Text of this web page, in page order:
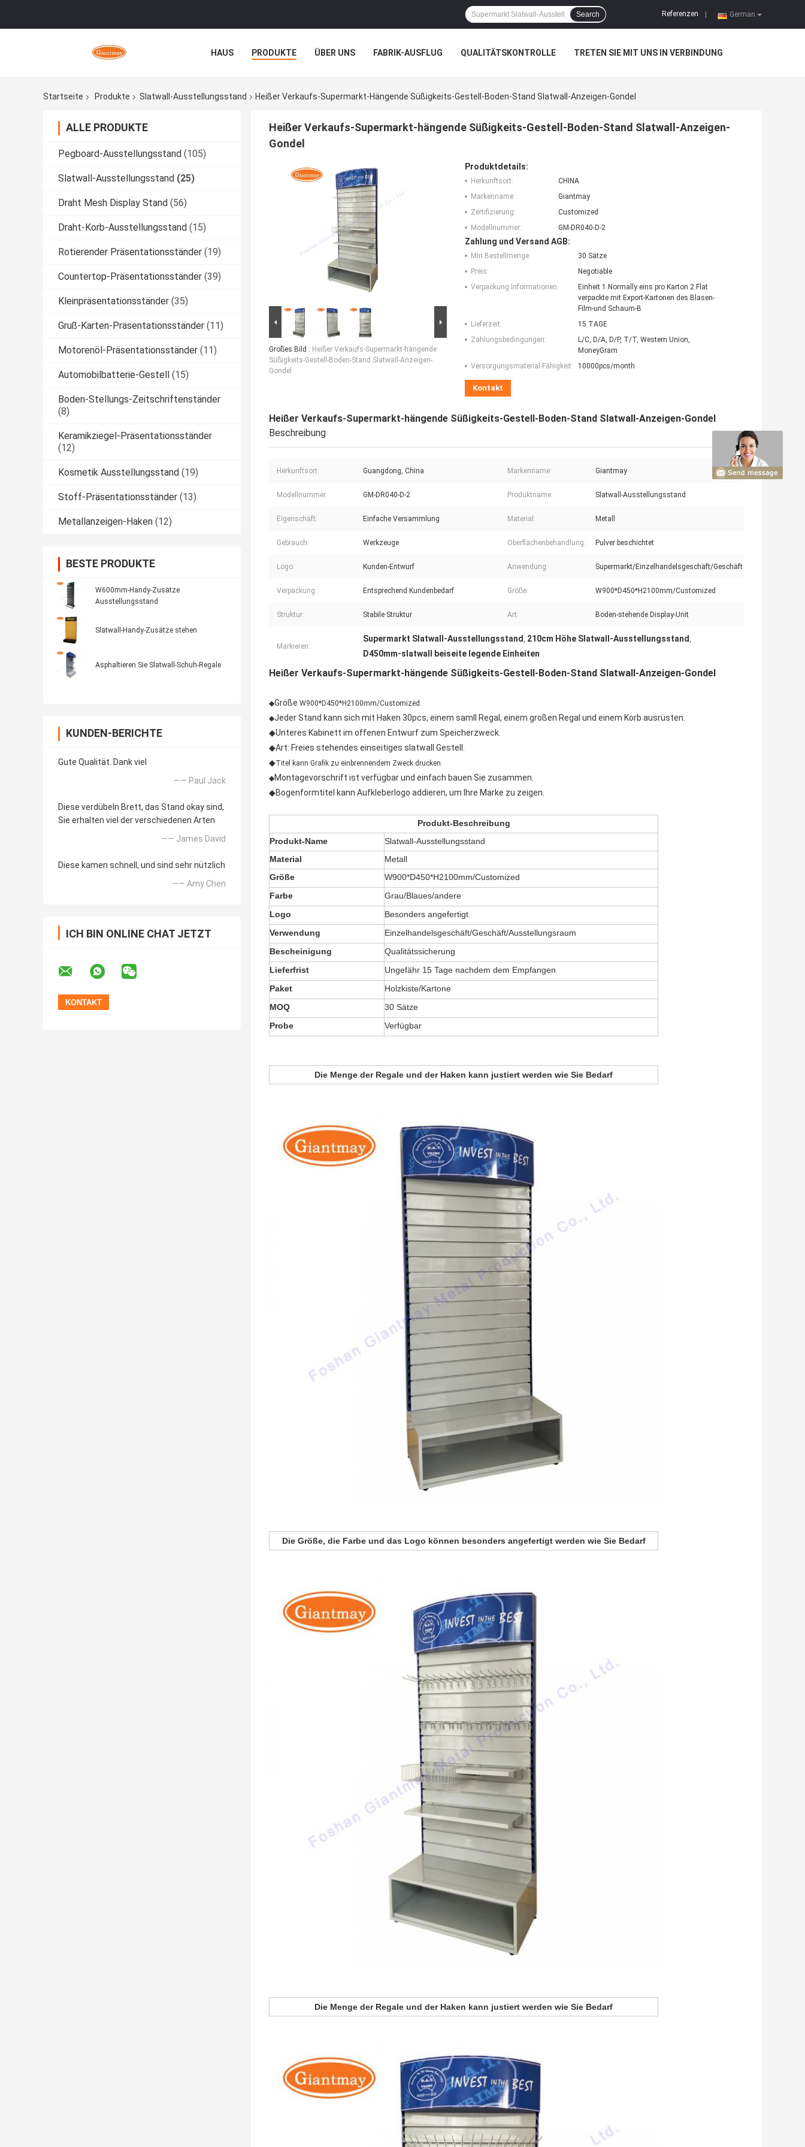
German
Referenzen
Search
HAUS PRODUKTE ÜBER UNS FABRIK-AUSFLUG QUALITÄTSKONTROLLE TRETEN SIE MIT UNS IN VERBINDUNG
Startseite
Produkte Slatwall-Ausstellungsstand Heißer Verkaufs-Supermarkt-Hängende Süßigkeits-Gestell-Boden-Stand Slatwall-Anzeigen-Gondel
ALLE PRODUKTE
Pegboard-Ausstellungsstand (105)
Slatwall-Ausstellungsstand (25)
Draht Mesh Display Stand (56)
Draht-Korb-Ausstellungsstand (15)
Rotierender Präsentationsständer (19)
Countertop-Präsentationsständer (39)
Kleinpräsentationsständer (35)
Gruß-Karten-Präsentationsständer (11)
Motorenöl-Präsentationsständer (11)
Automobilbatterie-Gestell (15)
Boden-Stellungs-Zeitschriftenständer
(8)
Keramikziegel-Präsentationsständer
(12)
Kosmetik Ausstellungsstand (19)
Stoff-Präsentationsständer (13)
Metallanzeigen-Haken (12)
BESTE PRODUKTE
W600mm-Handy-Zusätze
Ausstellungsstand
Slatwall-Handy-Zusätze stehen
Asphaltieren Sie Slatwall-Schuh-Regale
KUNDEN-BERICHTE
Gute Qualität. Dank viel
—— Paul Jack
Diese verdübeln Brett, das Stand okay sind,
Sie erhalten viel der verschiedenen Arten
—— James David
Diese kamen schnell, und sind sehr nützlich
—— Amy Chen
ICH BIN ONLINE CHAT JETZT
Heißer Verkaufs-Supermarkt-hängende Süßigkeits-Gestell-Boden-Stand Slatwall-Anzeigen-
Gondel
Großes Bild : Heißer Verkaufs-Supermarkt-hängende
Süßigkeits-Gestell-Boden-Stand Slatwall-Anzeigen-
Gondel
Produktdetails:
Herkunftsort:
CHINA
Markenname:
Giantmay
Zertifizierung:
Customized
Modellnummer:
GM-DR040-D-2
Zahlung und Versand AGB:
Min Bestellmenge:
30 Sätze
Preis:
Negotiable
Verpackung Informationen:
Einheit 1.Normally eins pro Karton 2.Flat
verpackte mit Export-Kartonen des Blasen-
Film-und Schaum-B
Lieferzeit:
15 TAGE
Zahlungsbedingungen:
L/C, D/A, D/P, T/T, Western Union,
MoneyGram
Versorgungsmaterial-Fähigkeit:
10000pcs/month
Kontakt
Heißer Verkaufs-Supermarkt-hängende Süßigkeits-Gestell-Boden-Stand Slatwall-Anzeigen-Gondel
Beschreibung
Herkunftsort: Guangdong, China Markenname: Giantmay
Modellnummer: GM-DR040-D-2 Produktname: Slatwall-Ausstellungsstand
Eigenschaft: Einfache Versammlung Material: Metall
Gebrauch: Werkzeuge Oberflächenbehandlung: Pulver beschichtet
Logo: Kunden-Entwurf Anwendung: Supermarkt/Einzelhandelsgeschäft/Geschäft
Verpackung: Entsprechend Kundenbedarf Größe: W900*D450*H2100mm/Customized
Struktur: Stabile Struktur Art: Boden-stehende Display-Unit
Markieren:
Supermarkt Slatwall-Ausstellungsstand, 210cm Höhe Slatwall-Ausstellungsstand,
D450mm-slatwall beiseite legende Einheiten
Heißer Verkaufs-Supermarkt-hängende Süßigkeits-Gestell-Boden-Stand Slatwall-Anzeigen-Gondel
◆Größe W900*D450*H2100mm/Customized.
◆Jeder Stand kann sich mit Haken 30pcs, einem samll Regal, einem großen Regal und einem Korb ausrüsten.
◆Unteres Kabinett im offenen Entwurf zum Speicherzweck.
◆Art: Freies stehendes einseitiges slatwall Gestell.
◆Titel kann Grafik zu einbrennendem Zweck drucken.
◆Montagevorschrift ist verfügbar und einfach bauen Sie zusammen.
◆Bogenformtitel kann Aufkleberlogo addieren, um Ihre Marke zu zeigen.
Produkt-Beschreibung
Produkt-Name
Slatwall-Ausstellungsstand
Material
Metall
Größe
W900*D450*H2100mm/Customized
Farbe
Grau/Blaues/andere
Logo
Besonders angefertigt
Verwendung
Einzelhandelsgeschäft/Geschäft/Ausstellungsraum
Bescheinigung
Qualitätssicherung
Lieferfrist
Ungefähr 15 Tage nachdem dem Empfangen
Paket
Holzkiste/Kartone
MOQ
30 Sätze
Probe
Verfügbar
Die Menge der Regale und der Haken kann justiert werden wie Sie Bedarf
Die Größe, die Farbe und das Logo können besonders angefertigt werden wie Sie Bedarf
Die Menge der Regale und der Haken kann justiert werden wie Sie Bedarf